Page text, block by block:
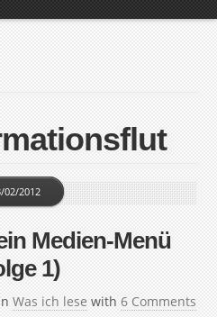
Medien-Menü
1)
02/2012
Was ich lese with 6 Comments